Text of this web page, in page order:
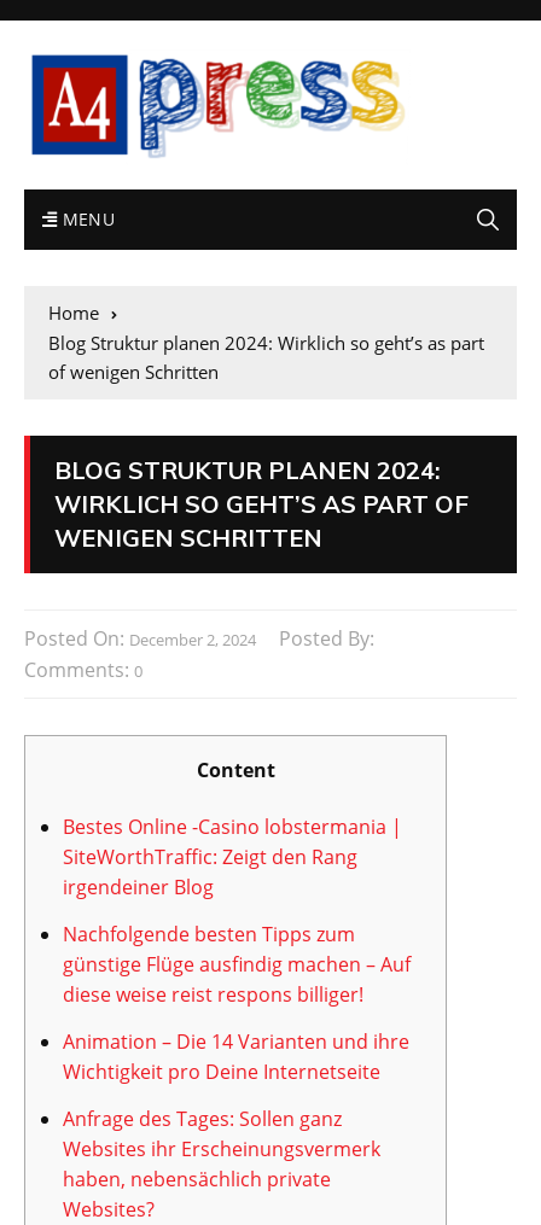
MENU
Home
Blog Struktur planen 2024: Wirklich so geht’s as part
of wenigen Schritten
BLOG STRUKTUR PLANEN 2024:
WIRKLICH SO GEHT’S AS PART OF
WENIGEN SCHRITTEN
Posted On: December 2, 2024
Posted By:
Comments: 0
Content
Bestes Online -Casino lobstermania |
SiteWorthTraffic: Zeigt den Rang
irgendeiner Blog
Nachfolgende besten Tipps zum
günstige Flüge ausfindig machen – Auf
diese weise reist respons billiger!
Animation – Die 14 Varianten und ihre
Wichtigkeit pro Deine Internetseite
Anfrage des Tages: Sollen ganz
Websites ihr Erscheinungsvermerk
haben, nebensächlich private
Websites?